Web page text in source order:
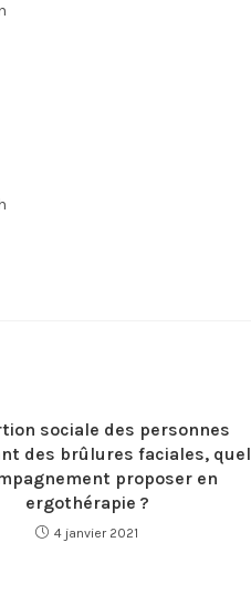
sociale des personnes
des brûlures faciales, quel
proposer en
ergothérapie ?
4 janvier 2021